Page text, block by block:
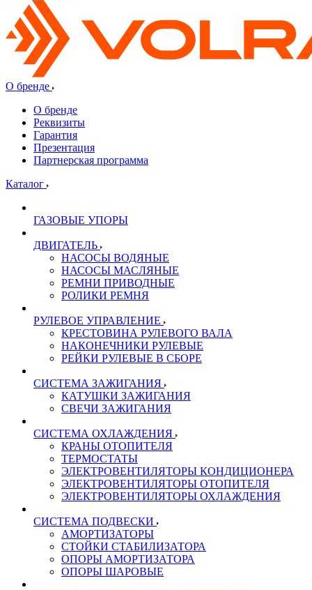
О бренде
О бренде
Реквизиты
Гарантия
Презентация
Партнерская программа
Каталог
ГАЗОВЫЕ УПОРЫ
ДВИГАТЕЛЬ
НАСОСЫ ВОДЯНЫЕ
НАСОСЫ МАСЛЯНЫЕ
РЕМНИ ПРИВОДНЫЕ
РОЛИКИ РЕМНЯ
РУЛЕВОЕ УПРАВЛЕНИЕ
КРЕСТОВИНА РУЛЕВОГО ВАЛА
НАКОНЕЧНИКИ РУЛЕВЫЕ
РЕЙКИ РУЛЕВЫЕ В СБОРЕ
СИСТЕМА ЗАЖИГАНИЯ
КАТУШКИ ЗАЖИГАНИЯ
СВЕЧИ ЗАЖИГАНИЯ
СИСТЕМА ОХЛАЖДЕНИЯ
КРАНЫ ОТОПИТЕЛЯ
ТЕРМОСТАТЫ
ЭЛЕКТРОВЕНТИЛЯТОРЫ КОНДИЦИОНЕРА
ЭЛЕКТРОВЕНТИЛЯТОРЫ ОТОПИТЕЛЯ
ЭЛЕКТРОВЕНТИЛЯТОРЫ ОХЛАЖДЕНИЯ
СИСТЕМА ПОДВЕСКИ
АМОРТИЗАТОРЫ
СТОЙКИ СТАБИЛИЗАТОРА
ОПОРЫ АМОРТИЗАТОРА
ОПОРЫ ШАРОВЫЕ